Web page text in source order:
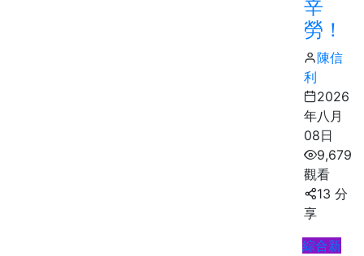
辛
勞！
陳信
利
2026
年八月
08日
9,679
觀看
13 分
享
綜合新